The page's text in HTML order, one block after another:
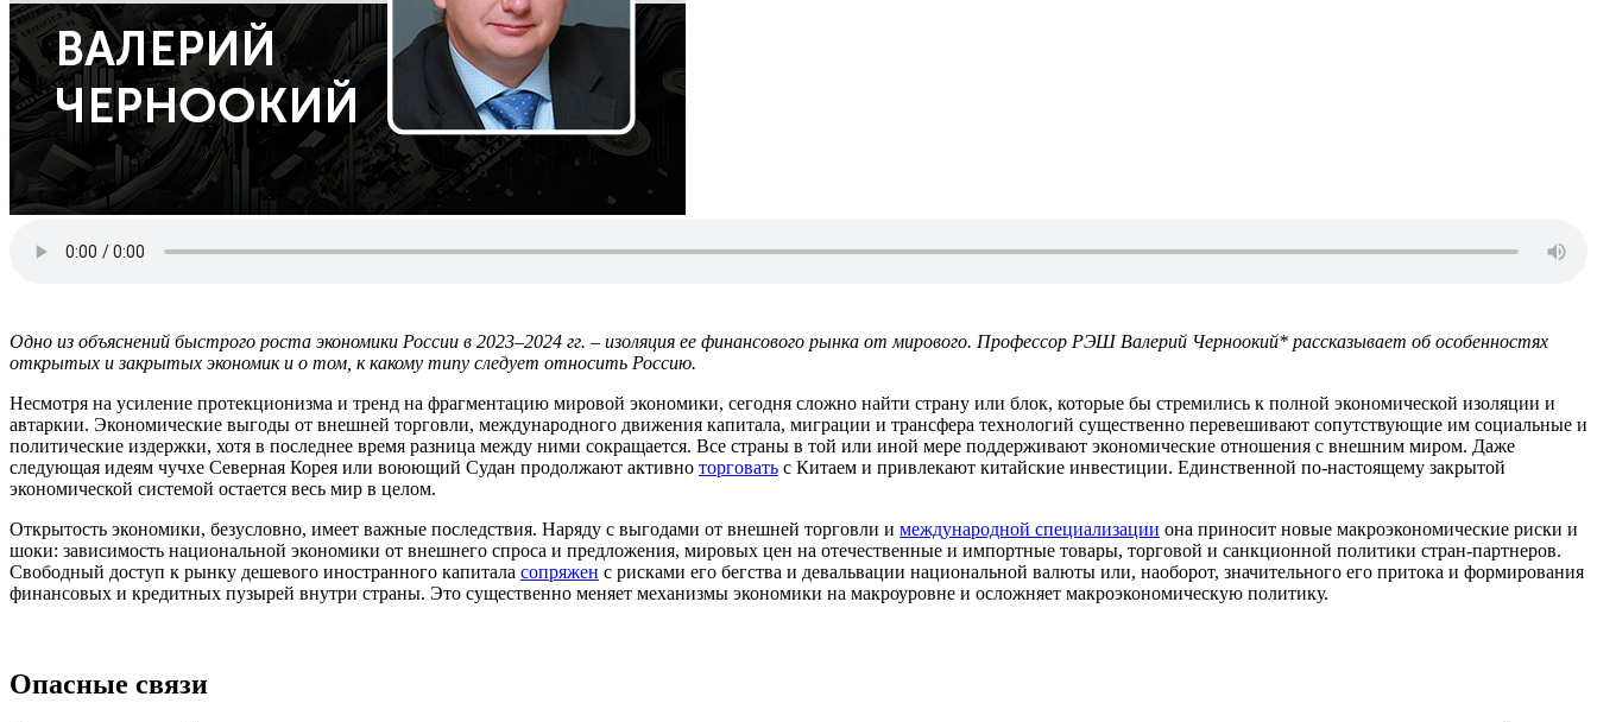
Одно из объяснений быстрого роста экономики России в 2023–2024 гг. – изоляция ее финансового рынка от мирового. Профессор РЭШ Валерий Черноокий* рассказывает об особенностях
открытых и закрытых экономик и о том, к какому типу следует относить Россию.
Несмотря на усиление протекционизма и тренд на фрагментацию мировой экономики, сегодня сложно найти страну или блок, которые бы стремились к полной экономической изоляции и
автаркии. Экономические выгоды от внешней торговли, международного движения капитала, миграции и трансфера технологий существенно перевешивают сопутствующие им социальные и
политические издержки, хотя в последнее время разница между ними сокращается. Все страны в той или иной мере поддерживают экономические отношения с внешним миром. Даже
следующая идеям чучхе Северная Корея или воюющий Судан продолжают активно торговать с Китаем и привлекают китайские инвестиции. Единственной по-настоящему закрытой
экономической системой остается весь мир в целом.
Открытость экономики, безусловно, имеет важные последствия. Наряду с выгодами от внешней торговли и международной специализации она приносит новые макроэкономические риски и
шоки: зависимость национальной экономики от внешнего спроса и предложения, мировых цен на отечественные и импортные товары, торговой и санкционной политики стран-партнеров.
Свободный доступ к рынку дешевого иностранного капитала сопряжен с рисками его бегства и девальвации национальной валюты или, наоборот, значительного его притока и формирования
финансовых и кредитных пузырей внутри страны. Это существенно меняет механизмы экономики на макроуровне и осложняет макроэкономическую политику.
Опасные связи